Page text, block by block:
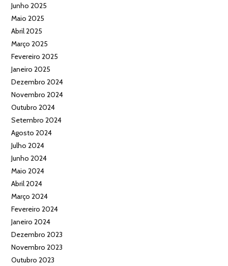
Junho 2025
Maio 2025
Abril 2025
Março 2025
Fevereiro 2025
Janeiro 2025
Dezembro 2024
Novembro 2024
Outubro 2024
Setembro 2024
Agosto 2024
Julho 2024
Junho 2024
Maio 2024
Abril 2024
Março 2024
Fevereiro 2024
Janeiro 2024
Dezembro 2023
Novembro 2023
Outubro 2023